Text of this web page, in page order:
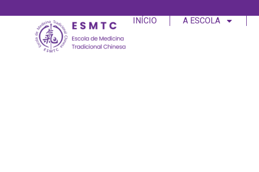
INÍCIO A ESCOLA